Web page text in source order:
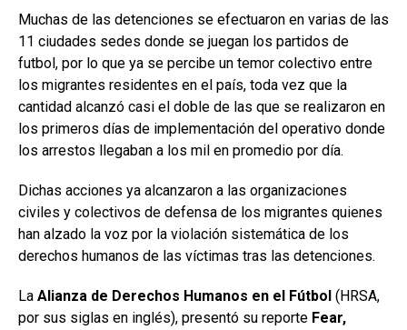
Muchas de las detenciones se efectuaron en varias de las
11 ciudades sedes donde se juegan los partidos de
futbol, por lo que ya se percibe un temor colectivo entre
los migrantes residentes en el país, toda vez que la
cantidad alcanzó casi el doble de las que se realizaron en
los primeros días de implementación del operativo donde
los arrestos llegaban a los mil en promedio por día.
Dichas acciones ya alcanzaron a las organizaciones
civiles y colectivos de defensa de los migrantes quienes
han alzado la voz por la violación sistemática de los
derechos humanos de las víctimas tras las detenciones.
La Alianza de Derechos Humanos en el Fútbol (HRSA,
por sus siglas en inglés), presentó su reporte Fear,